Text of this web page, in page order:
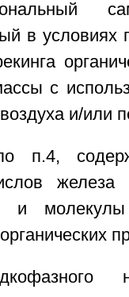
в
с
и/или
п.4,
железа
и